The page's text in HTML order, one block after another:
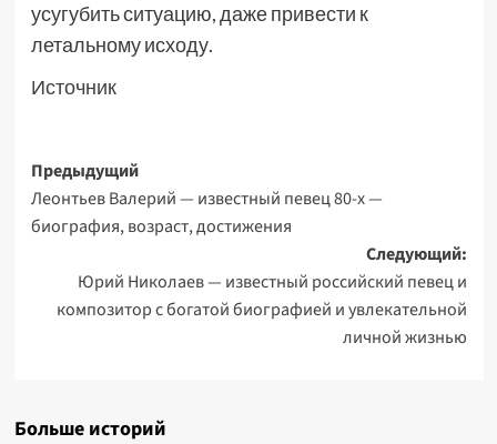
усугубить ситуацию, даже привести к
летальному исходу.
Источник
Навигация
записи
Предыдущий
Леонтьев Валерий — известный певец 80-х —
биография, возраст, достижения
Следующий:
Юрий Николаев — известный российский певец и
композитор с богатой биографией и увлекательной
личной жизнью
Больше историй